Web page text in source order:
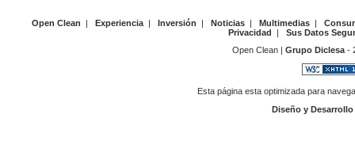
Open Clean | Experiencia | Inversión | Noticias | Multimedias |
Privacidad
|
Sus Datos
Open Clean | Grupo Diclesa -
Esta página esta optimizada para
Diseño y